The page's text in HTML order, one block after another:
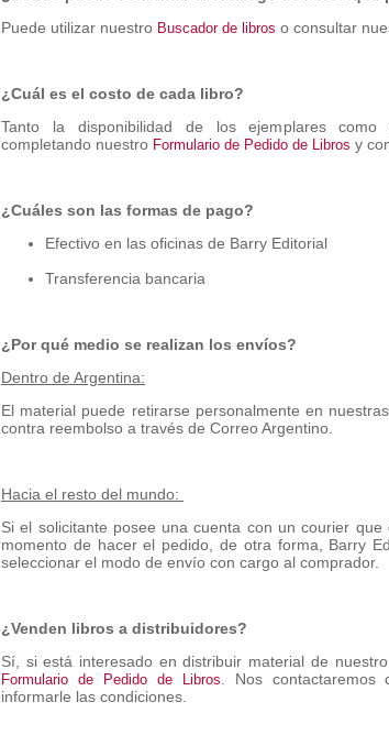
Puede utilizar nuestro Buscador de libros o consultar
¿Cuál es el costo de cada libro?
Tanto la disponibilidad de los ejemplares como
completando nuestro Formulario de Pedido de Libros y
¿Cuáles son las formas de pago?
Efectivo en las oficinas de Barry Editorial
Transferencia bancaria
¿Por qué medio se realizan los envíos?
Dentro de Argentina:
El material puede retirarse personalmente en
contra reembolso a través de Correo Argentino.
Hacia el resto del mundo:
Si el solicitante posee una cuenta con un courier
momento de hacer el pedido, de otra forma, Barry
seleccionar el modo de envío con cargo al comprador.
¿Venden libros a distribuidores?
Sí, si está interesado en distribuir material de
Formulario de Pedido de Libros . Nos
informarle las condiciones.